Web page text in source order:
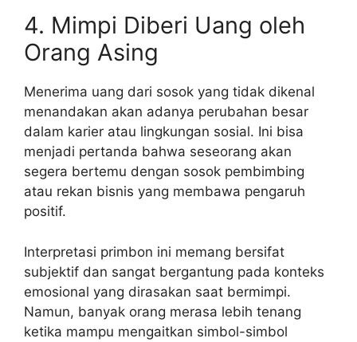
4. Mimpi Diberi Uang oleh
Orang Asing
Menerima uang dari sosok yang tidak dikenal
menandakan akan adanya perubahan besar
dalam karier atau lingkungan sosial. Ini bisa
menjadi pertanda bahwa seseorang akan
segera bertemu dengan sosok pembimbing
atau rekan bisnis yang membawa pengaruh
positif.
Interpretasi primbon ini memang bersifat
subjektif dan sangat bergantung pada konteks
emosional yang dirasakan saat bermimpi.
Namun, banyak orang merasa lebih tenang
ketika mampu mengaitkan simbol-simbol